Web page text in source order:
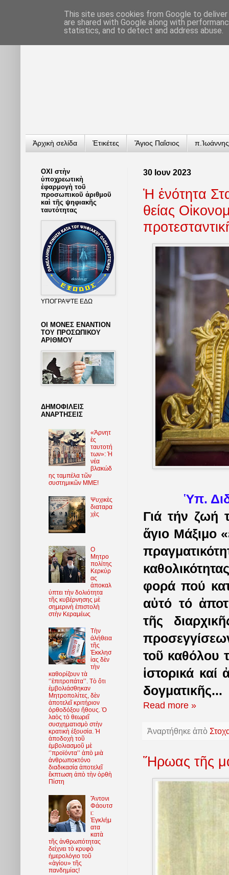
Ἀρχικὴ σελίδα Ἐτικέτες Ἅγιος Παΐσιος
30 Ιουν 2023
Ἡ ἑνότητα
θείας
Ὑπ.
Γιά τήν ζωή
ἅγιο Μάξιμο
φορά πού
αὐτό τό
τῆς
τοῦ καθόλου
ἱστορικά
δογματικῆς...
Read more »
Ἀναρτήθηκε ἀπὸ
Ἥρωας τῆς
ΟΧΙ στὴν
ὑποχρεωτικὴ
ἐφαρμογὴ τοῦ
προσωπικοῦ ἀριθμοῦ
καὶ τῆς ψηφιακῆς
ταυτότητας
ΥΠΟΓΡΑΨΤΕ ΕΔΩ
ΟΙ ΜΟΝΕΣ ΕΝΑΝΤΙΟΝ
ΤΟΥ ΠΡΟΣΩΠΙΚΟΥ
ΑΡΙΘΜΟΥ
ΔΗΜΟΦΙΛΕΙΣ
ΑΝΑΡΤΗΣΕΙΣ
«Ἀρνητ
ὲς
ταυτοτή
των»: Ἡ
νέα
βλακώδ
ης ταμπέλα τῶν
συστημικῶν ΜΜΕ!
Ψυχικὲς
διαταρα
χὲς
O
Μητρο
πολίτης
Κερκύρ
ας
ἀποκαλ
ύπτει τὴν δολιότητα
τῆς κυβέρνησης μὲ
σημερινὴ ἐπιστολὴ
στὴν Κεραμέως
Τὴν
ἀλήθεια
τῆς
Ἐκκλησ
ίας δὲν
τὴν
καθορίζουν τὰ
‘’ἐπιτροπάτα’’. Τὸ ὅτι
ἐμβολιάσθηκαν
Μητροπολίτες, δὲν
ἀποτελεῖ κριτήριον
ὀρθοδόξου ἤθους. Ὁ
λαὸς τὸ θεωρεῖ
συσχηματισμὸ στὴν
κρατικὴ ἐξουσία. Ἡ
ἀποδοχὴ τοῦ
ἐμβολιασμοῦ μὲ
‘’προϊόντα’’ ἀπὸ μιὰ
ἀνθρωποκτόνο
διαδικασία ἀποτελεῖ
ἔκπτωση ἀπὸ τὴν ὀρθὴ
Πίστη
Ἄντονι
Φάουτσ
ι:
Ἐγκλήμ
ατα
κατὰ
τῆς ἀνθρωπότητας
δείχνει τὸ κρυφὸ
ἡμερολόγιο τοῦ
«ἁγίου» τῆς
πανδημίας!
This site uses cookies from Google to
are shared with Google along with
statistics, and to detect and address abuse.